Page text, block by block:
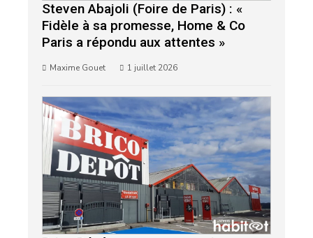
Steven Abajoli (Foire de Paris) : «
Fidèle à sa promesse, Home & Co
Paris a répondu aux attentes »
Maxime Gouet 1 juillet 2026